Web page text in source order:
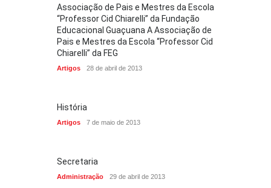
Associação de Pais e Mestres da Escola
“Professor Cid Chiarelli” da Fundação
Educacional Guaçuana A Associação de
Pais e Mestres da Escola “Professor Cid
Chiarelli” da FEG
Artigos 28 de abril de 2013
História
Artigos 7 de maio de 2013
Secretaria
Administração 29 de abril de 2013